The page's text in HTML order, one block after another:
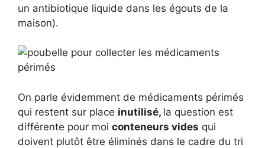
un antibiotique liquide dans les égouts de la
maison).
On parle évidemment de médicaments périmés
qui restent sur place inutilisé, la question est
différente pour moi conteneurs vides qui
doivent plutôt être éliminés dans le cadre du tri